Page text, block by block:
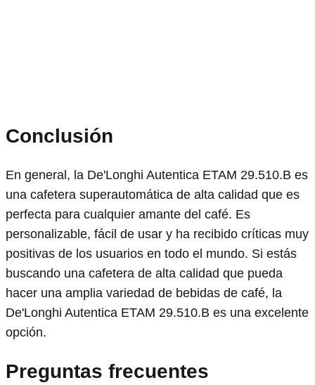
Conclusión
En general, la De'Longhi Autentica ETAM 29.510.B es
una cafetera superautomática de alta calidad que es
perfecta para cualquier amante del café. Es
personalizable, fácil de usar y ha recibido críticas muy
positivas de los usuarios en todo el mundo. Si estás
buscando una cafetera de alta calidad que pueda
hacer una amplia variedad de bebidas de café, la
De'Longhi Autentica ETAM 29.510.B es una excelente
opción.
Preguntas frecuentes